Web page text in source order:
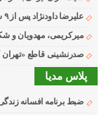
علیرضا داودنژاد پس از ۹ سال در تدارک «زوجه دیجیتال»
میرکریمی، مهدویان و
صدرنشینی قاطع «تهران کنارت» در
پلاس مدیا
ضبط برنامه افسانه